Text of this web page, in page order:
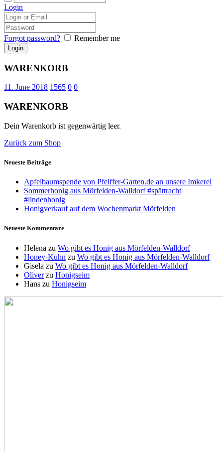
Login
Forgot password? Remember me
WARENKORB
11. June 2018 1565 0 0
WARENKORB
Dein Warenkorb ist gegenwärtig leer.
Zurück zum Shop
Neueste Beiträge
Apfelbaumspende von Pfeiffer-Garten.de an unsere Imkerei
Sommerhonig aus Mörfelden-Walldorf #spättracht
#lindenhonig
Honigverkauf auf dem Wochenmarkt Mörfelden
Neueste Kommentare
Helena zu Wo gibt es Honig aus Mörfelden-Walldorf
Honey-Kuhn zu Wo gibt es Honig aus Mörfelden-Walldorf
Gisela zu Wo gibt es Honig aus Mörfelden-Walldorf
Oliverzu Honigseim
Hans zu Honigseim